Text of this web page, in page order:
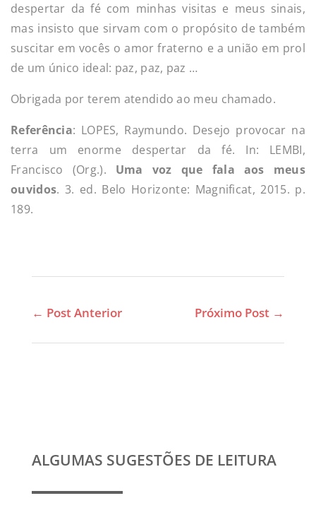
despertar da fé com minhas visitas e meus sinais,
mas insisto que sirvam com o propósito de também
suscitar em vocês o amor fraterno e a união em prol
de um único ideal: paz, paz, paz …
Obrigada por terem atendido ao meu chamado.
Referência: LOPES, Raymundo. Desejo provocar na
terra um enorme despertar da fé. In: LEMBI,
Francisco (Org.). Uma voz que fala aos meus
ouvidos. 3. ed. Belo Horizonte: Magnificat, 2015. p.
189.
← Post Anterior Próximo Post →
ALGUMAS SUGESTÕES DE LEITURA